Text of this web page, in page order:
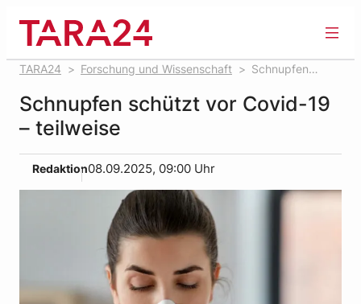
springen
TARA24 Forschung und Wissenschaft
Schnupfen
Schnupfen schützt vor Covid-19
– teilweise
Redaktion08.09.2025, 09:00 Uhr